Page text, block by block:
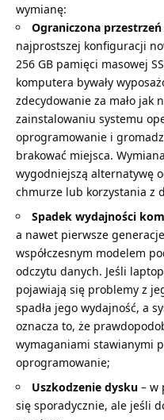
wymianę:
Ograniczona
najprostszej konfiguracji
256 GB pamięci masowej
komputera bywały
zdecydowanie za mało jak
zainstalowaniu systemu
oprogramowanie i
brakować miejsca.
wygodniejszą alternatywę
chmurze lub korzystania z
Spadek wydajności
a nawet pierwsze
współczesnym modelem
odczytu danych. Jeśli
pojawiają się problemy z
spadła jego wydajność, a
oznacza to, że
wymaganiami stawianymi
oprogramowanie;
Uszkodzenie dysku – w
się sporadycznie, ale jeśli